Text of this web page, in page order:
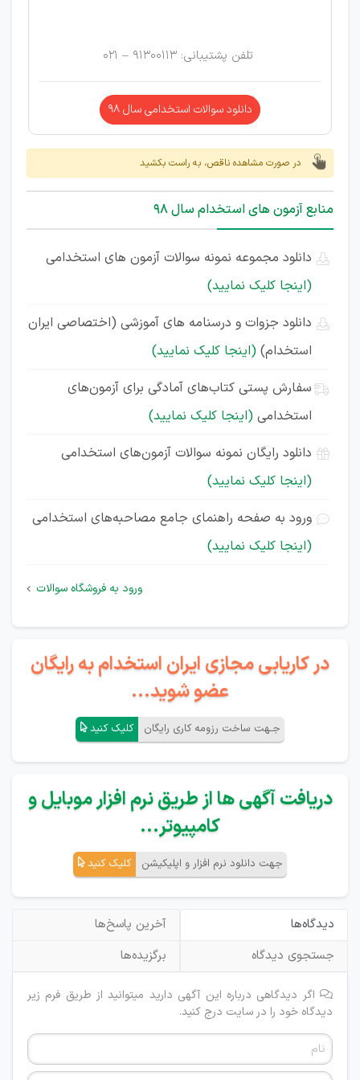
تلفن پشتیبانی: 91300113 – 021
دانلود سوالات استخدامی سال 98
در صورت مشاهده ناقص، به راست بکشید
منابع آزمون های استخدام سال 98
دانلود مجموعه نمونه سوالات آزمون های استخدامی
(اینجا کلیک نمایید)
دانلود جزوات و درسنامه های آموزشی (اختصاصی ایران
استخدام) (اینجا کلیک نمایید)
سفارش پستی کتاب‌های آمادگی برای آزمون‌های
استخدامی (اینجا کلیک نمایید)
دانلود رایگان نمونه سوالات آزمون‌های استخدامی
(اینجا کلیک نمایید)
ورود به صفحه راهنمای جامع مصاحبه‌های استخدامی
(اینجا کلیک نمایید)
ورود به فروشگاه سوالات
در کاریابی مجازی ایران استخدام به رایگان
عضو شوید...
جـهت ساخت رزومه کاری رایگان کلیک کنید
دریافت آگهی ها از طریق نرم افزار موبایل و
کامپیوتر...
جهت دانلود نرم افزار و اپلیکیشن کلیک کنید
دیدگاه‌ها
آخرین پاسخ‌ها
جستجوی دیدگاه
برگزیده‌ها
اگر دیدگاهی درباره این آگهی دارید میتوانید از طریق فرم زیر
دیدگاه خود را در سایت درج کنید.